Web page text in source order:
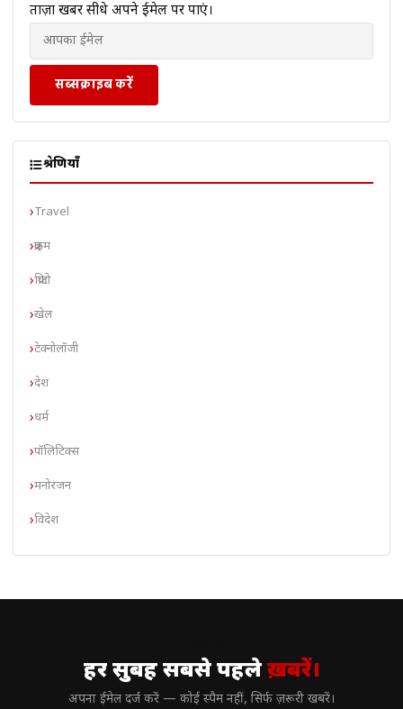
ताज़ा खबरें सीधे अपने ईमेल पर पाएं।
सब्सक्राइब करें
श्रेणियाँ
Travel
क्राइम
क्रिप्टो
खेल
टेक्नोलॉजी
देश
धर्म
पॉलिटिक्स
मनोरंजन
विदेश
हर सुबह सबसे पहलेख़बरें।
अपना ईमेल दर्ज करें — कोई स्पैम नहीं, सिर्फ ज़रूरी खबरें।